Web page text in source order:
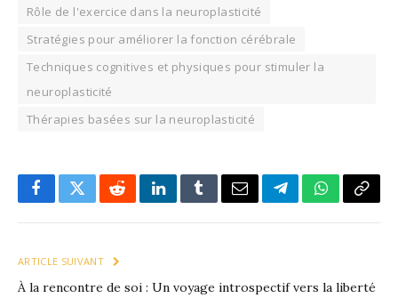
Rôle de l'exercice dans la neuroplasticité
Stratégies pour améliorer la fonction cérébrale
Techniques cognitives et physiques pour stimuler la
neuroplasticité
Thérapies basées sur la neuroplasticité
Facebook
X RedditLinkedInTumblrEmailTélégramme
WhatsApp
ARTICLE SUIVANT
À la rencontre de soi : Un voyage introspectif vers la liberté